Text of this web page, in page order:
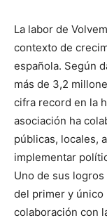
La labor de
contexto de
española. Según
más de 3,2
cifra record en la
asociación ha
públicas, locales,
implementar
Uno de sus
del primer y único
colaboración con